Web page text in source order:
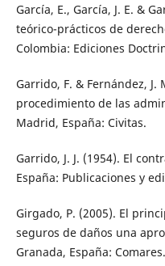
García, E., García, J. E. &
teórico-prácticos de
Colombia: Ediciones
Garrido, F. & Fernández,
procedimiento de las
Madrid, España: Civitas.
Garrido, J. J. (1954). El
España: Publicaciones y
Girgado, P. (2005). El
seguros de daños una
Granada, España: Comares.